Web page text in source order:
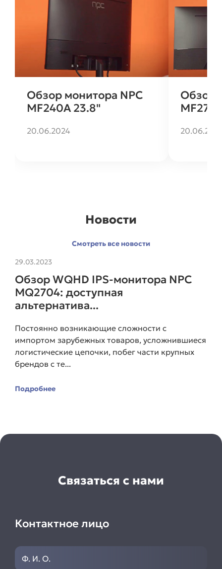
Обзор монитора NPC
MF240A 23.8"
20.06.2024
Обзор
Новости
Смотреть все новости
29.03.2023
Обзор WQHD IPS-монитора NPC
MQ2704: доступная
альтернатива...
Постоянно возникающие сложности с
импортом зарубежных товаров, усложнившиеся
логистические цепочки, побег части крупных
брендов с те...
Подробнее
Связаться с нами
Контактное лицо